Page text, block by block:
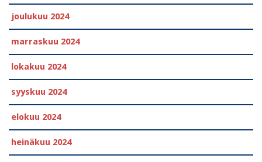
joulukuu 2024
marraskuu 2024
lokakuu 2024
syyskuu 2024
elokuu 2024
heinäkuu 2024